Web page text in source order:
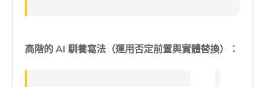
高階的 AI 馴養寫法（運用否定前置與實體替換）：